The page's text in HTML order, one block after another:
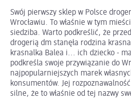
Swój pierwszy sklep w Polsce
Wrocławiu. To właśnie w tym
siedziba. Warto podkreślić, że
drogerią dm stanęła rodzina
krasnalka Balea i... ich dziecko -
podkreśla swoje przywiązanie do
najpopularniejszych marek
konsumentów. Jej
silne, że to właśnie od tej nazwy